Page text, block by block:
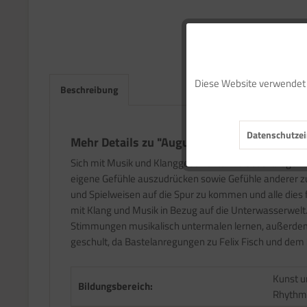
Beschreibung
Mehr Details zu "August: Unterwasserwelt"
Sich mit Musik und Klanggeschichten zu
eigene Gefühle auszudrücken sowie Gefühle
und Spielweisen auf die Spur zu kommen und alle
mit Klang und Musik in Bezug auf die
Stimmungen musikalisch untermalen lernen,
geschult, da Bastelanregungen zu Felix Fisch und
Bildungsbereich:
Kunst
Service
Diese Website